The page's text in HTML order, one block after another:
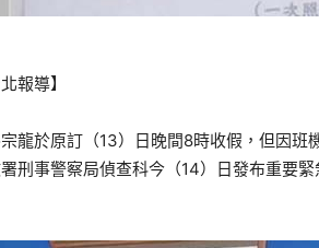
報導】
龍於原訂（13）日晚間8時收假，但因班
刑事警察局偵查科今（14）日發布重要